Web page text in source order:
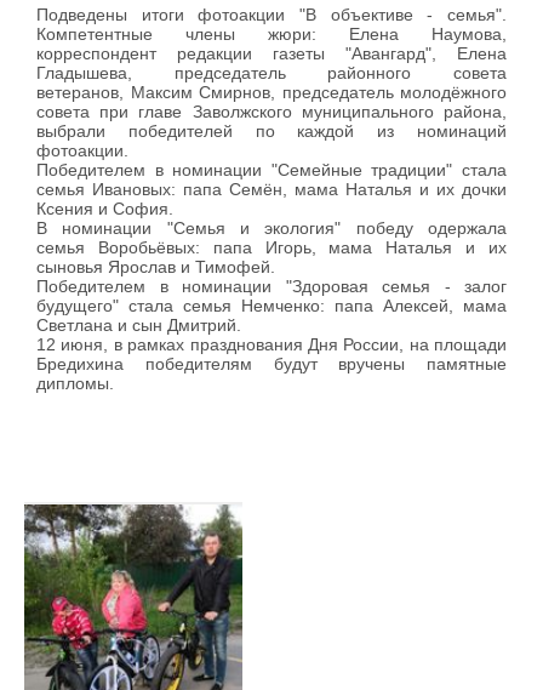
Подведены итоги фотоакции "В объективе - семья".
Компетентные члены жюри: Елена Наумова,
корреспондент редакции газеты "Авангард", Елена
Гладышева, председатель районного совета
ветеранов, Максим Смирнов, председатель молодёжного
совета при главе Заволжского муниципального района,
выбрали победителей по каждой из номинаций
фотоакции.
Победителем в номинации "Семейные традиции" стала
семья Ивановых: папа Семён, мама Наталья и их дочки
Ксения и София.
В номинации "Семья и экология" победу одержала
семья Воробьёвых: папа Игорь, мама Наталья и их
сыновья Ярослав и Тимофей.
Победителем в номинации "Здоровая семья - залог
будущего" стала семья Немченко: папа Алексей, мама
Светлана и сын Дмитрий.
12 июня, в рамках празднования Дня России, на площади
Бредихина победителям будут вручены памятные
дипломы.